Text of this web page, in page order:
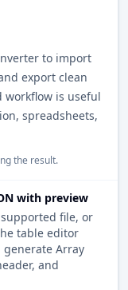
to import
export clean
workflow is useful
spreadsheets,
the result.
with preview
supported file, or
table editor
generate Array
and